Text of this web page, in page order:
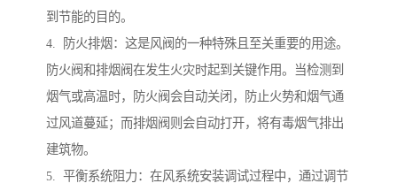
到节能的目的。
4. 防火排烟：这是风阀的一种特殊且至关重要的用途。
防火阀和排烟阀在发生火灾时起到关键作用。当检测到
烟气或高温时，防火阀会自动关闭，防止火势和烟气通
过风道蔓延；而排烟阀则会自动打开，将有毒烟气排出
建筑物。
5. 平衡系统阻力：在风系统安装调试过程中，通过调节